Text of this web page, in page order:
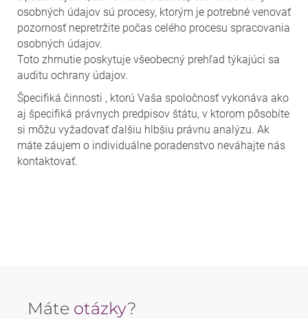
osobných údajov sú procesy, ktorým je potrebné venovať
pozornosť nepretržite počas celého procesu spracovania
osobných údajov.
Toto zhrnutie poskytuje všeobecný prehľad týkajúci sa
auditu ochrany údajov.
Špecifiká činnosti , ktorú Vaša spoločnosť vykonáva ako
aj špecifiká právnych predpisov štátu, v ktorom pôsobíte
si môžu vyžadovať ďalšiu hlbšiu právnu analýzu. Ak
máte záujem o individuálne poradenstvo neváhajte nás
kontaktovať.
Máte otázky?